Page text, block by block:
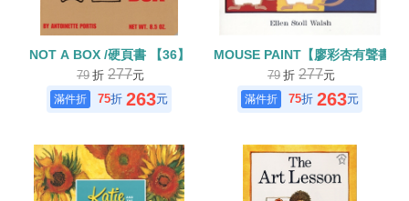
NOT A BOX /硬頁書 【36】
79 折 277元
75折 263元
MOUSE PAINT【廖彩杏有聲書單
79 折 277元
75折 263元